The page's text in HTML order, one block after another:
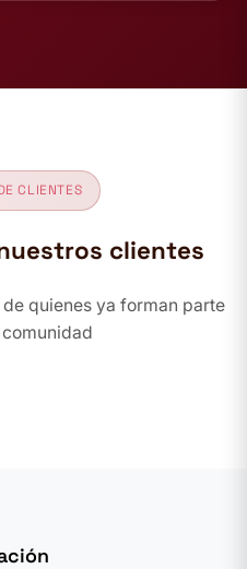
CLIENTES
clientes
quienes ya forman parte